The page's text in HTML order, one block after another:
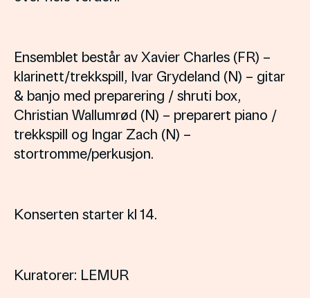
Ensemblet består av Xavier Charles (FR) –
klarinett/trekkspill, Ivar Grydeland (N) – gitar
& banjo med preparering / shruti box,
Christian Wallumrød (N) – preparert piano /
trekkspill og Ingar Zach (N) –
stortromme/perkusjon.
Konserten starter kl 14.
Kuratorer: LEMUR